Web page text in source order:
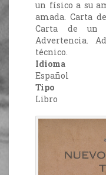
un físico a su
amada. Carta
Carta de un
Advertencia.
técnico.
Idioma
Español
Tipo
Libro